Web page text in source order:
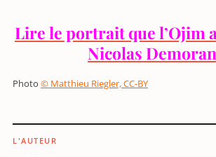
Lire le portrait que l’Ojim
Nicolas
Photo © Matthieu Riegler, CC-BY
L'AUTEUR